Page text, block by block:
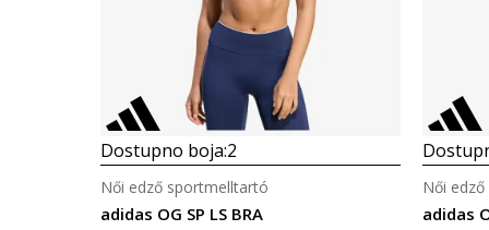
Dostupno boja:2
adidas OG SP LS BRA
Női edző sportmelltartó
adidas
Női